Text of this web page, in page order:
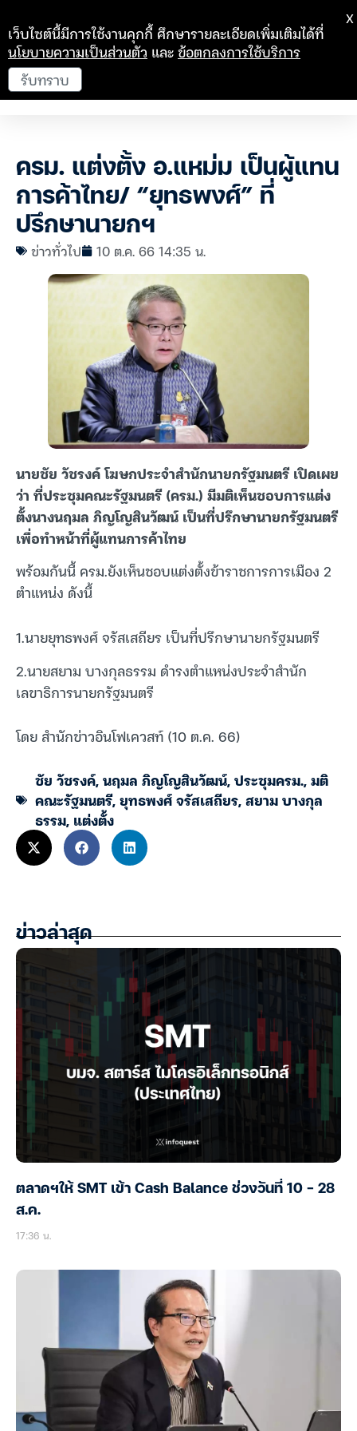
ครม. แต่งตั้ง อ.แหม่ม เป็นผู้แทน
การค้าไทย/ “ยุทธพงศ์” ที่
ปรึกษานายกฯ
ข่าวทั่วไป 10 ต.ค. 66 14:35 น.
นายชัย วัชรงค์ โฆษกประจำสำนักนายกรัฐมนตรี เปิดเผย
ว่า ที่ประชุมคณะรัฐมนตรี (ครม.) มีมติเห็นชอบการแต่ง
ตั้งนางนฤมล ภิญโญสินวัฒน์ เป็นที่ปรึกษานายกรัฐมนตรี
เพื่อทำหน้าที่ผู้แทนการค้าไทย
พร้อมกันนี้ ครม.ยังเห็นชอบแต่งตั้งข้าราชการการเมือง 2
ตำแหน่ง ดังนี้
1.นายยุทธพงศ์ จรัสเสถียร เป็นที่ปรึกษานายกรัฐมนตรี
2.นายสยาม บางกุลธรรม ดำรงตำแหน่งประจำสำนัก
เลขาธิการนายกรัฐมนตรี
โดย สำนักข่าวอินโฟเควสท์ (10 ต.ค. 66)
ชัย วัชรงค์,นฤมล ภิญโญสินวัฒน์,ประชุมครม.,มติ
คณะรัฐมนตรี,ยุทธพงศ์ จรัสเสถียร,สยาม บางกุล
ธรรม, แต่งตั้ง
ข่าวล่าสุด
ตลาดฯให้ SMT เข้า Cash Balance ช่วงวันที่ 10 – 28
ส.ค.
17:36 น.
เว็บไซต์นี้มีการใช้งานคุกกี้ ศึกษารายละเอียดเพิ่มเติมได้ที่
นโยบายความเป็นส่วนตัว และข้อตกลงการใช้บริการ
รับทราบ
X